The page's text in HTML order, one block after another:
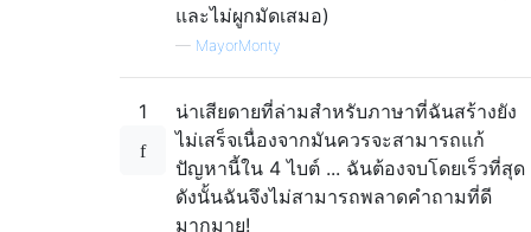
และไม่ผูกมัดเสมอ)
— MayorMonty
1
น่าเสียดายที่ล่ามสำหรับภาษาที่ฉันสร้างยัง
ไม่เสร็จเนื่องจากมันควรจะสามารถแก้
ปัญหานี้ใน 4 ไบต์ ... ฉันต้องจบโดยเร็วที่สุด
ดังนั้นฉันจึงไม่สามารถพลาดคำถามที่ดี
มากมาย!